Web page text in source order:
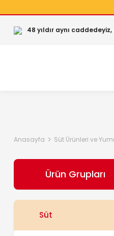
48 yıldır aynı
Anasayfa Süt Ürünleri ve
Ürün Grupları
Süt